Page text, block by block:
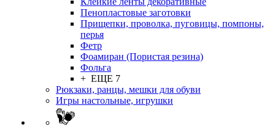
Пенопластовые заготовки
Прищепки, проволка, пуговицы, помпоны,
перья
Фетр
Фоамиран (Пористая резина)
Фольга
+ ЕЩЕ 7
Рюкзаки, ранцы, мешки для обуви
Игры настольные, игрушки